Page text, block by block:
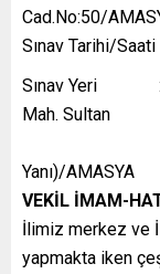
Cad.No:50/
Sınav Tarihi/
Sınav Yeri :
Mah. Sultan
II.Bayezid
Yanı)/AMASYA
VEKİL İMAM-
İlimiz merkez ve
yapmakta iken